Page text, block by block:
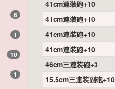
6
1
10
1
41cm連装砲+10
41cm連装砲+10
41cm連装砲+10
41cm連装砲+10
46cm三連装砲+3
15.5cm三連装副砲+10